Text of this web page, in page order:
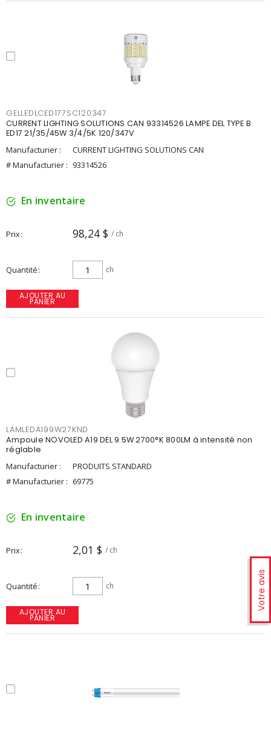
Votre avis
GELLEDLCED177SC120347
CURRENT LIGHTING SOLUTIONS CAN 93314526 LAMPE DEL TYPE B
ED17 21/35/45W 3/4/5K 120/347V
Manufacturier :
CURRENT LIGHTING SOLUTIONS CAN
# Manufacturier : 93314526
En inventaire
Prix 98,24 $ / ch
Quantité ch
AJOUTER AU
PANIER
LAMLEDA199W27KND
Ampoule NOVOLED A19 DEL 9.5W 2700°K 800LM à intensité non
réglable
Manufacturier :
PRODUITS STANDARD
# Manufacturier : 69775
En inventaire
Prix 2,01 $ / ch
Quantité ch
AJOUTER AU
PANIER